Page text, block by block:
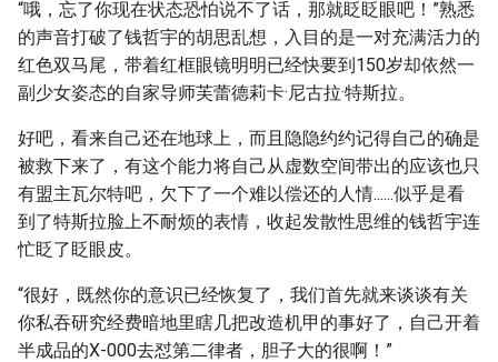
“哦，忘了你现在状态恐怕说不了话，那就眨眨眼吧！”熟悉
的声音打破了钱哲宇的胡思乱想，入目的是一对充满活力的
红色双马尾，带着红框眼镜明明已经快要到150岁却依然一
副少女姿态的自家导师芙蕾德莉卡·尼古拉·特斯拉。
好吧，看来自己还在地球上，而且隐隐约约记得自己的确是
被救下来了，有这个能力将自己从虚数空间带出的应该也只
有盟主瓦尔特吧，欠下了一个难以偿还的人情......似乎是看
到了特斯拉脸上不耐烦的表情，收起发散性思维的钱哲宇连
忙眨了眨眼皮。
“很好，既然你的意识已经恢复了，我们首先就来谈谈有关
你私吞研究经费暗地里瞎几把改造机甲的事好了，自己开着
半成品的X-000去怼第二律者，胆子大的很啊！”